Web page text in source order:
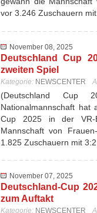
vor 3.246 Zuschauern
November 08, 2025
Deutschland Cup
zweiten Spiel
Kategorie: NEWSCENTER
(Deutschland Cup
Nationalmannschaft hat
Cup 2025 in der VR-
Mannschaft von
1.825 Zuschauern mit
November 07, 2025
Deutschland-Cup
zum Auftakt
Kategorie: NEWSCENTER